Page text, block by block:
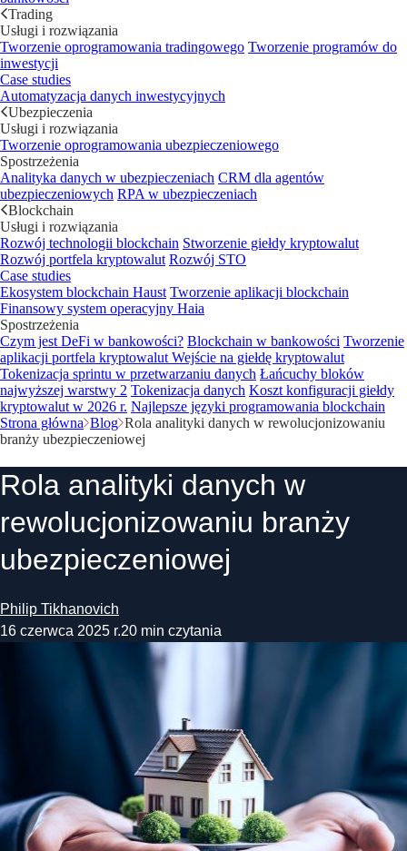
Trading
Usługi i rozwiązania
Tworzenie oprogramowania tradingowego Tworzenie programów do
inwestycji
Case studies
Automatyzacja danych inwestycyjnych
Ubezpieczenia
Usługi i rozwiązania
Tworzenie oprogramowania ubezpieczeniowego
Spostrzeżenia
Analityka danych w ubezpieczeniach CRM dla agentów
ubezpieczeniowych RPA w ubezpieczeniach
Blockchain
Usługi i rozwiązania
Rozwój technologii blockchain Stworzenie giełdy kryptowalut
Rozwój portfela kryptowalut Rozwój STO
Case studies
Ekosystem blockchain Haust Tworzenie aplikacji blockchain
Finansowy system operacyjny Haia
Spostrzeżenia
Czym jest DeFi w bankowości? Blockchain w bankowości Tworzenie
aplikacji portfela kryptowalut Wejście na giełdę kryptowalut
Tokenizacja sprintu w przetwarzaniu danych Łańcuchy bloków
najwyższej warstwy 2 Tokenizacja danych Koszt konfiguracji giełdy
kryptowalut w 2026 r. Najlepsze języki programowania blockchain
Strona główna Blog Rola analityki danych w rewolucjonizowaniu
branży ubezpieczeniowej
Rola analityki danych w
rewolucjonizowaniu branży
ubezpieczeniowej
Philip Tikhanovich
16 czerwca 2025 r.20 min czytania